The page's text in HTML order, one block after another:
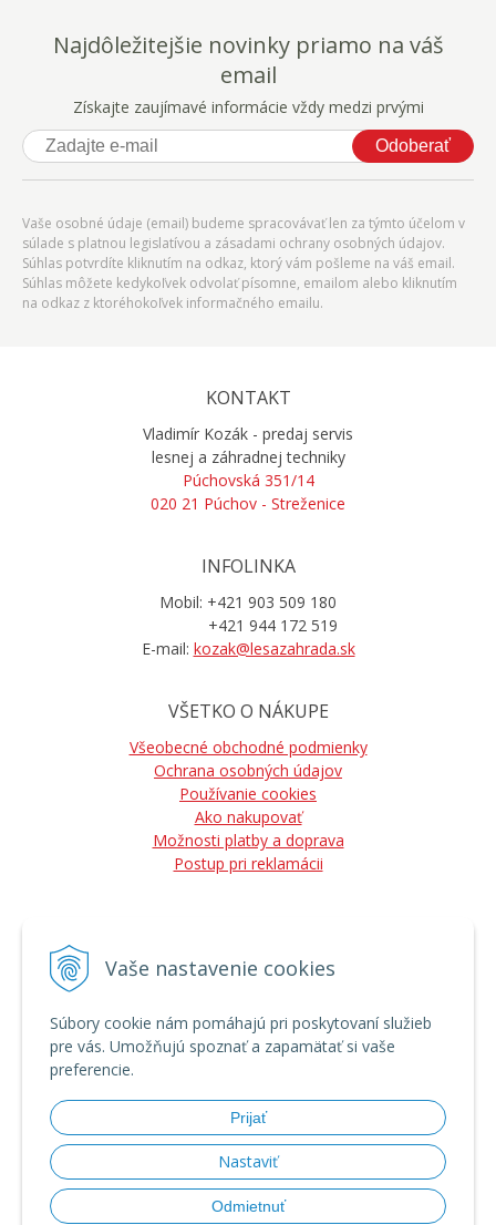
Vaše nastavenie cookies
Súbory cookie nám pomáhajú pri poskytovaní služieb
pre vás. Umožňujú spoznať a zapamätať si vaše
preferencie.
Prijať
Nastaviť
Odmietnuť
Najdôležitejšie novinky priamo na váš
email
Získajte zaujímavé informácie vždy medzi prvými
Odoberať
Vaše osobné údaje (email) budeme spracovávať len za týmto účelom v
súlade s platnou legislatívou a zásadami ochrany osobných údajov.
Súhlas potvrdíte kliknutím na odkaz, ktorý vám pošleme na váš email.
Súhlas môžete kedykoľvek odvolať písomne, emailom alebo kliknutím
na odkaz z ktoréhokoľvek informačného emailu.
KONTAKT
Vladimír Kozák - predaj servis
lesnej a záhradnej techniky
Púchovská 351/14
020 21 Púchov - Streženice
INFOLINKA
Mobil: +421 903 509 180
+421 944 172 519
E-mail: kozak@lesazahrada.sk
VŠETKO O NÁKUPE
Všeobecné obchodné podmienky
Ochrana osobných údajov
Používanie cookies
Ako nakupovať
Možnosti platby a doprava
Postup pri reklamácii